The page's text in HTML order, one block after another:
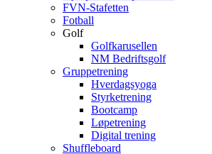
FVN-Stafetten
Fotball
Golf
Golfkarusellen
NM Bedriftsgolf
Gruppetrening
Hverdagsyoga
Styrketrening
Bootcamp
Løpetrening
Digital trening
Shuffleboard